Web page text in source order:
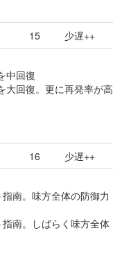
15 少遅++
中回復
大回復。更に再発率が高
16 少遅++
南。味方全体の防御力
南。しばらく味方全体